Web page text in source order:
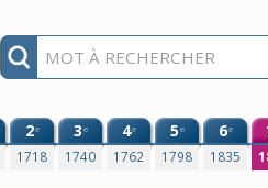
2e
1718
3e
1740
4e
1762
5e
1798
6e
1835